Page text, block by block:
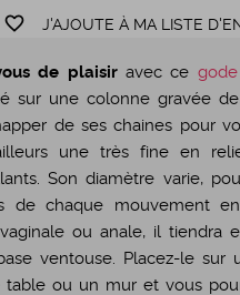
favorite_border J'AJOUTE À MA LISTE
de plaisiravec ce
sur une colonne gravée
de ses chaines pour
une très fine en
Son diamètre varie,
de chaque mouvement
ou anale, il tiendra
ventouse. Placez-le sur
table ou un mur et vous